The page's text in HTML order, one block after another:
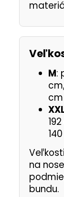
M:
cm
na
bundu.